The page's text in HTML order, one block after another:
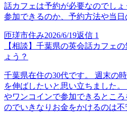
話カフェは予約が必要なのでし
参加できるのか、予約方法や当日
匝瑳市住み2026/6/19返信 1
【相談】千葉県の英会話カフェ
ょう？
千葉県在住の30代です。 週末の
を伸ばしたいと思い立ちました
やワンコインで参加できるとこ
のでいきなりお金をかけるのは不